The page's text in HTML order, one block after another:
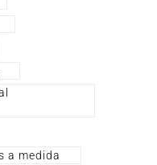
a medida